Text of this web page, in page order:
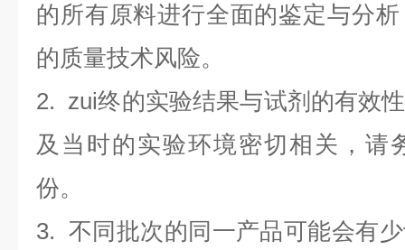
的所有原料进行全面的鉴定与分
的质量技术风险。
2. zui终的实验结果与试剂的有效
及当时的实验环境密切相关，请
份。
3. 不同批次的同一产品可能会有